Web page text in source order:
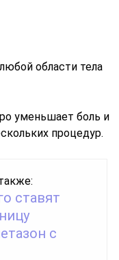
области тела
уменьшает боль и
процедур.
ставят
с